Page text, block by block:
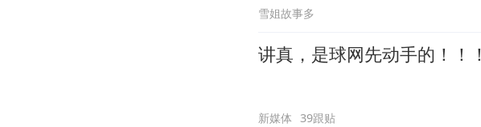
雪姐故事多
讲真，是球网先动手的！！！
新媒体 39跟贴